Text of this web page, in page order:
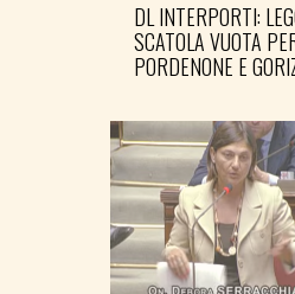
DL INTERPORTI:
SCATOLA VUOTA
PORDENONE E